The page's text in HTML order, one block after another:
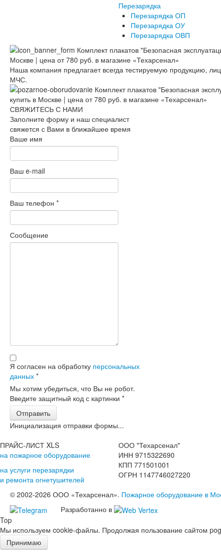
Перезарядка
Перезарядка ОП
Перезарядка ОУ
Перезарядка ОВП
Наша компания предлагает всегда тестируемую продукцию,
МЧС.
СВЯЖИТЕСЬ С НАМИ
Заполните форму и наш специалист
свяжется с Вами в ближайшее время
Ваше имя
Ваш e-mail
Ваш телефон *
Сообщение
Я согласен на обработку персональных
данных *
Мы хотим убедиться, что Вы не робот.
Введите защитный код с картинки *
Отправить
Инициализация отправки формы...
ПРАЙС-ЛИСТ XLS
на пожарное оборудование
на услуги перезарядки
и ремонта огнетушителей
ООО "Техарсенал"
ИНН 9715322690
КПП 771501001
ОГРН 1147746027220
© 2002-2026 ООО «Техарсенал». Пожарное оборудование в
Разработанно в
Top
Мы используем cookie-файлы. Продолжая пользование сайтом
Принимаю